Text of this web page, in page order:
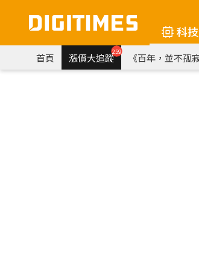
科
首頁 漲價大追蹤259 《百年，並不孤